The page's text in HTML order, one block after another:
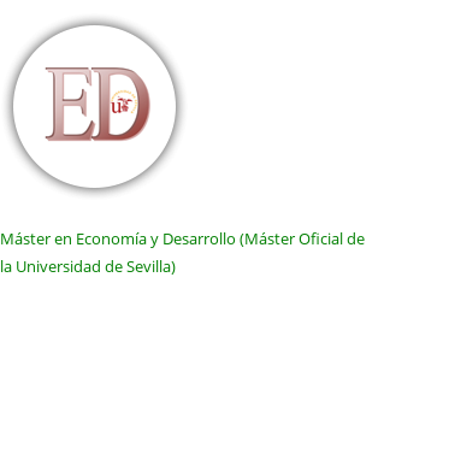
Máster en Economía y Desarrollo (Máster Oficial de
la Universidad de Sevilla)